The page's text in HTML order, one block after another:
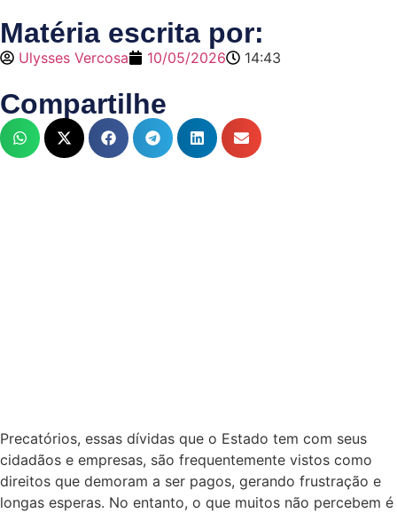
Matéria escrita por:
Ulysses Vercosa 10/05/2026 14:43
Compartilhe
Precatórios, essas dívidas que o Estado tem com seus
cidadãos e empresas, são frequentemente vistos como
direitos que demoram a ser pagos, gerando frustração e
longas esperas. No entanto, o que muitos não percebem é